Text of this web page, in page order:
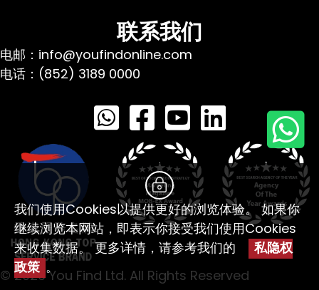
联系我们
电邮：info@youfindonline.com
电话：(852) 3189 0000
© 2026 You Find Ltd. All Rights Reserved
我们使用Cookies以提供更好的浏览体验。 如果你
继续浏览本网站，即表示你接受我们使用Cookies
来收集数据。 更多详情，请参考我们的
私隐权
政策 。